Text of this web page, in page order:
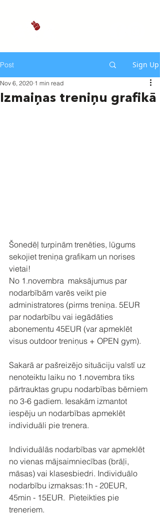
Post Sign Up
Izmaiņas treniņu grafikā
Nov 6, 2020 1 min read
Šonedēļ turpinām trenēties, lūgums
sekojiet treniņa grafikam un norises
vietai!
No 1.novembra  maksājumus par
nodarbībām varēs veikt pie
administratores (pirms treniņa. 5EUR
par nodarbību vai iegādāties
abonementu 45EUR (var apmeklēt
visus outdoor treniņus + OPEN gym).
Sakarā ar pašreizējo situāciju valstī uz
nenoteiktu laiku no 1.novembra tiks
pārtrauktas grupu nodarbības bērniem
no 3-6 gadiem. Iesakām izmantot
iespēju un nodarbības apmeklēt
individuāli pie trenera.
Individuālās nodarbības var apmeklēt
no vienas mājsaimniecības (brāļi,
māsas) vai klasesbiedri. Individuālo
nodarbību izmaksas:1h - 20EUR,
45min - 15EUR.  Pieteikties pie
treneriem.